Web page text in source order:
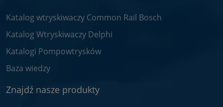
Katalog wtryskiwaczy Common Rail Bosch
Katalog Wtryskiwaczy Delphi
Katalogi Pompowtrysków
Baza wiedzy
Znajdź nasze produkty